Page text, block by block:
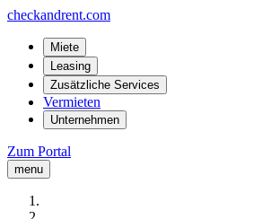
checkandrent.com
Miete
Leasing
Zusätzliche Services
Vermieten
Unternehmen
Zum Portal
menu